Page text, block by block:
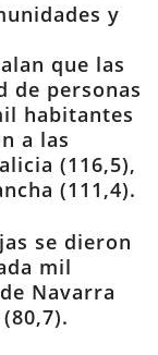
y
que las
de personas
habitantes
a las
(116,5),
(111,4).
se dieron
mil
Navarra